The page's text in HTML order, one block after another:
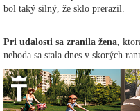
bol taký silný, že sklo prerazil.
Pri udalosti sa zranila žena,
nehoda sa stala dnes v skorých